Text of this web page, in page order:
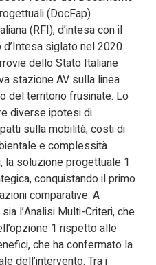
(DocFap)
(RFI), d’intesa con il
siglato nel 2020
dello Stato Italiane
stazione AV sulla linea
del territorio frusinate. Lo
diverse ipotesi di
sulla mobilità, costi di
e complessità
la soluzione progettuale 1
conquistando il primo
comparative. A
l’Analisi Multi-Criteri, che
1 rispetto alle
che ha confermato la